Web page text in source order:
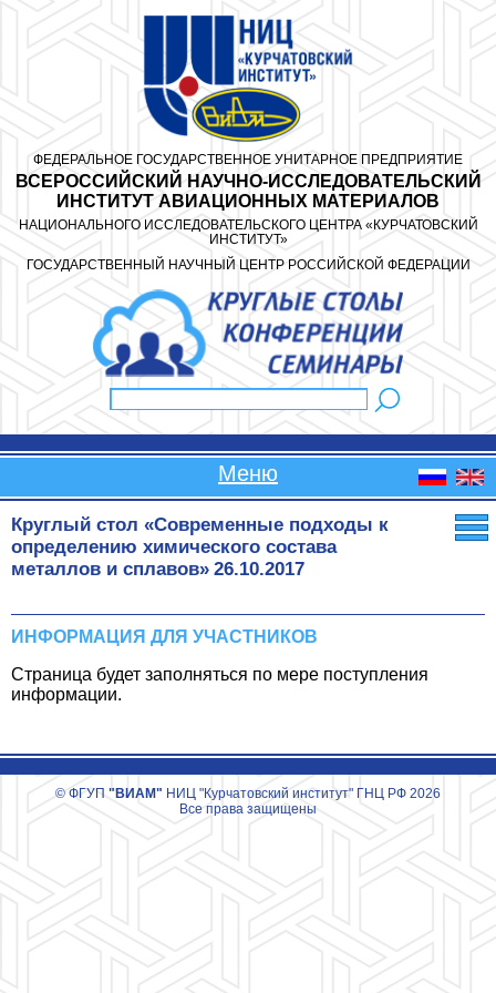
ФЕДЕРАЛЬНОЕ ГОСУДАРСТВЕННОЕ УНИТАРНОЕ ПРЕДПРИЯТИЕ
ВСЕРОССИЙСКИЙ НАУЧНО-ИССЛЕДОВАТЕЛЬСКИЙ
ИНСТИТУТ АВИАЦИОННЫХ МАТЕРИАЛОВ
НАЦИОНАЛЬНОГО ИССЛЕДОВАТЕЛЬСКОГО ЦЕНТРА «КУРЧАТОВСКИЙ
ИНСТИТУТ»
ГОСУДАРСТВЕННЫЙ НАУЧНЫЙ ЦЕНТР РОССИЙСКОЙ ФЕДЕРАЦИИ
Форма поиска
Меню
Круглый стол «Современные подходы к
определению химического состава
металлов и сплавов» 26.10.2017
ИНФОРМАЦИЯ ДЛЯ УЧАСТНИКОВ
Страница будет заполняться по мере поступления
информации.
© ФГУП "ВИАМ" НИЦ "Курчатовский институт" ГНЦ РФ 2026
Все права защищены